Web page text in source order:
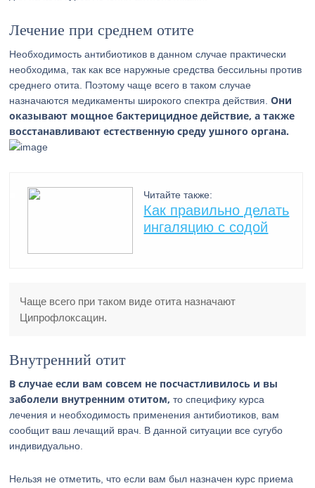
Лечение при среднем отите
Необходимость антибиотиков в данном случае практически
необходима, так как все наружные средства бессильны против
среднего отита. Поэтому чаще всего в таком случае
назначаются медикаменты широкого спектра действия.Они
оказывают мощное бактерицидное действие, а также
восстанавливают естественную среду ушного органа.
Читайте также:
Как правильно делать
ингаляцию с содой
Чаще всего при таком виде отита назначают
Ципрофлоксацин.
Внутренний отит
В случае если вам совсем не посчастливилось и вы
заболели внутренним отитом, то специфику курса
лечения и необходимость применения антибиотиков, вам
сообщит ваш лечащий врач. В данной ситуации все сугубо
индивидуально.
Нельзя не отметить, что если вам был назначен курс приема